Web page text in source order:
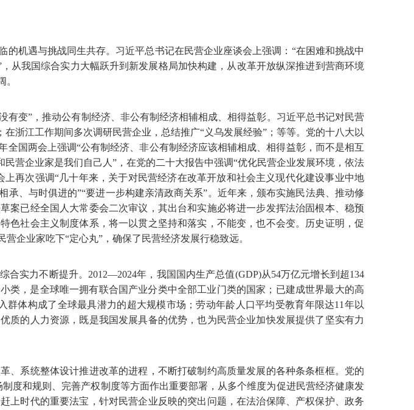
机遇与挑战同生共存。习近平总书记在民营企业座谈会上强调：“在困难和挑战中
从我国综合实力大幅跃升到新发展格局加快构建，从改革开放纵深推进到营商环境
有变”，推动公有制经济、非公有制经济相辅相成、相得益彰。习近平总书记对民营
浙江工作期间多次调研民营企业，总结推广“义乌发展经验”；等等。党的十八大以
国两会上强调“公有制经济、非公有制经济应该相辅相成、相得益彰，而不是相互
营企业家是我们自己人”，在党的二十大报告中强调“优化民营企业发展环境，依法
再次强调“几十年来，关于对民营经济在改革开放和社会主义现代化建设事业中地
、与时俱进的”“要进一步构建亲清政商关系”。近年来，颁布实施民法典、推动修
已经全国人大常委会二次审议，其出台和实施必将进一步发挥法治固根本、稳预
社会主义制度体系，将一以贯之坚持和落实，不能变，也不会变。历史证明，促
企业家吃下“定心丸”，确保了民营经济发展行稳致远。
实力不断提升。2012—2024年，我国国内生产总值(GDP)从54万亿元增长到超134
类，是全球唯一拥有联合国产业分类中全部工业门类的国家；已建成世界最大的高
体构成了全球最具潜力的超大规模市场；劳动年龄人口平均受教育年限达11年以
质的人力资源，既是我国发展具备的优势，也为民营企业加快发展提供了坚实有力
系统整体设计推进改革的进程，不断打破制约高质量发展的各种条条框框。党的
度和规则、完善产权制度等方面作出重要部署，从多个维度为促进民营经济健康发
上时代的重要法宝，针对民营企业反映的突出问题，在法治保障、产权保护、政务